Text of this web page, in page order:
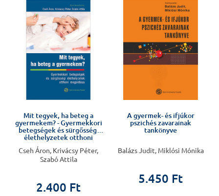
Mit tegyek, ha beteg a
gyermekem? - Gyermekkori
betegségek és sürgősségi
élethelyzetek otthoni
Cseh Áron, Krivácsy Péter,
Szabó Attila
2.400 Ft
A gyermek- és ifjúkor
pszichés zavarainak
tankönyve
Balázs Judit, Miklósi Mónika
5.450 Ft